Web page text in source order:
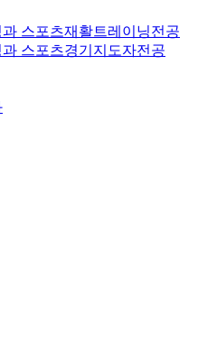
스포츠재활트레이닝전공
스포츠경기지도자전공